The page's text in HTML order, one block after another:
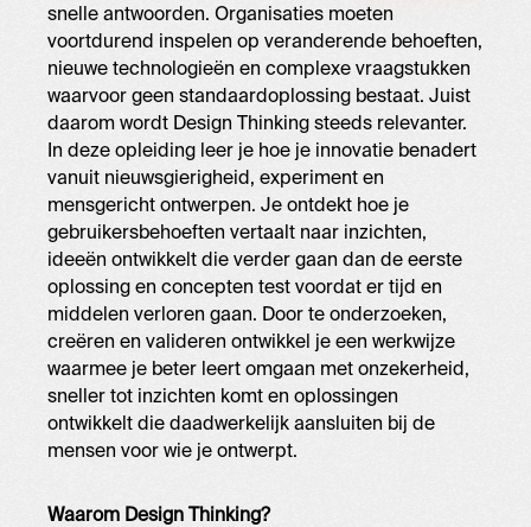
snelle antwoorden. Organisaties moeten
voortdurend inspelen op veranderende behoeften,
nieuwe technologieën en complexe vraagstukken
waarvoor geen standaardoplossing bestaat. Juist
daarom wordt Design Thinking steeds relevanter.
In deze opleiding leer je hoe je innovatie benadert
vanuit nieuwsgierigheid, experiment en
mensgericht ontwerpen. Je ontdekt hoe je
gebruikersbehoeften vertaalt naar inzichten,
ideeën ontwikkelt die verder gaan dan de eerste
oplossing en concepten test voordat er tijd en
middelen verloren gaan. Door te onderzoeken,
creëren en valideren ontwikkel je een werkwijze
waarmee je beter leert omgaan met onzekerheid,
sneller tot inzichten komt en oplossingen
ontwikkelt die daadwerkelijk aansluiten bij de
mensen voor wie je ontwerpt.
Waarom Design Thinking?